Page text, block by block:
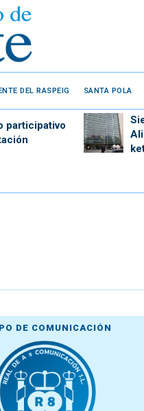
DEL RASPEIG SANTA POLA
participativo
DE COMUNICACIÓN